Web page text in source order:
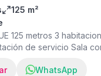
125 m²
125 metros 3
de servicio Sala
- Área de Juegos
BBQ - Piscina - Ciclovia
WhatsApp